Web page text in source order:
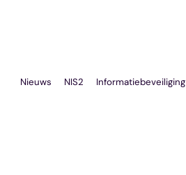
Nieuws NIS2 Informatiebeveiliging